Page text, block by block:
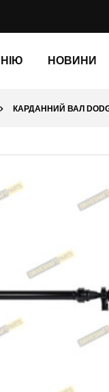
НОВИНИ
КАРДАННИЙ ВАЛ